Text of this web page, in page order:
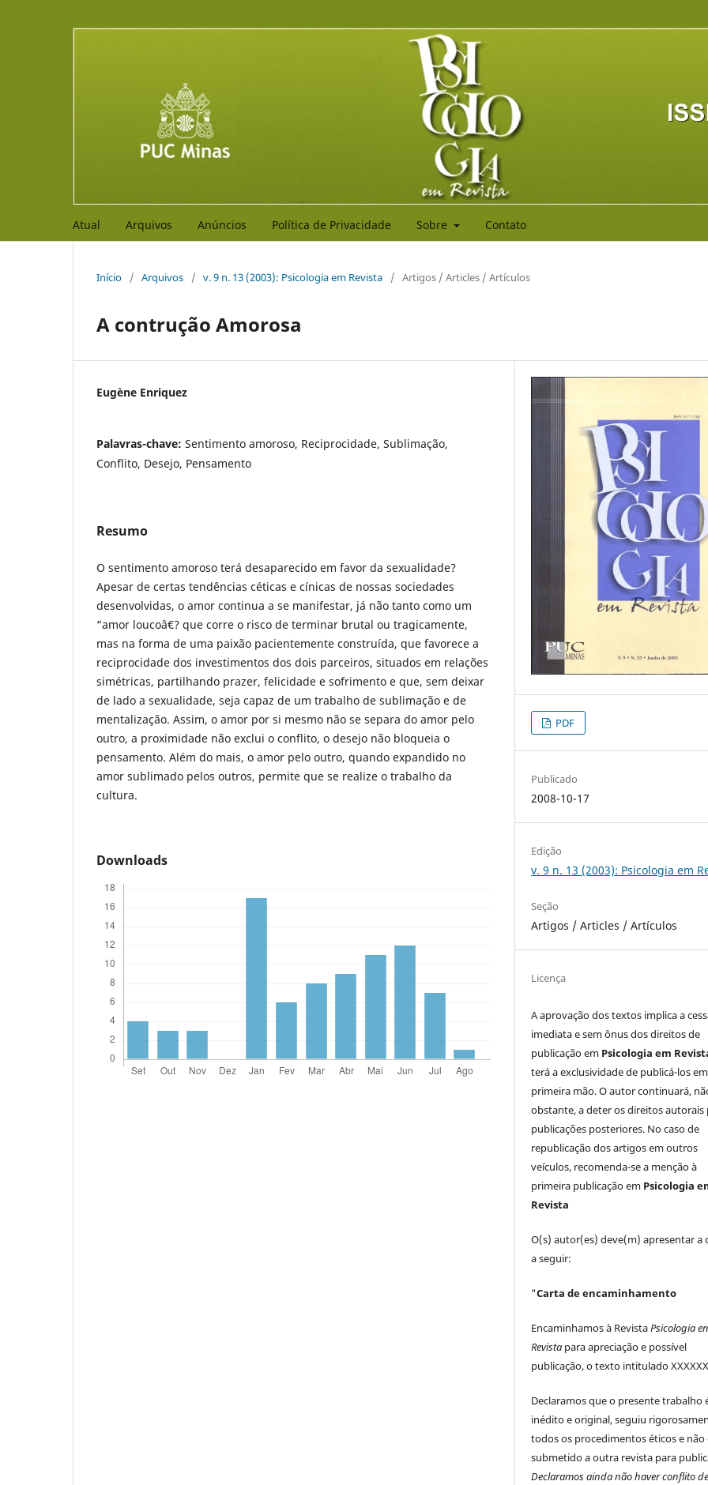
Atual Arquivos Anúncios Política de Privacidade Sobre Contato
Início / Arquivos / v. 9 n. 13 (2003): Psicologia em Revista / Artigos / Articles / Artículos
A contrução Amorosa
Eugène Enriquez
Palavras-chave: Sentimento amoroso, Reciprocidade, Sublimação,
Conflito, Desejo, Pensamento
Resumo
O sentimento amoroso terá desaparecido em favor da sexualidade?
Apesar de certas tendências céticas e cínicas de nossas sociedades
desenvolvidas, o amor continua a se manifestar, já não tanto como um
“amor loucoâ€? que corre o risco de terminar brutal ou tragicamente,
mas na forma de uma paixão pacientemente construída, que favorece a
reciprocidade dos investimentos dos dois parceiros, situados em relações
simétricas, partilhando prazer, felicidade e sofrimento e que, sem deixar
de lado a sexualidade, seja capaz de um trabalho de sublimação e de
mentalização. Assim, o amor por si mesmo não se separa do amor pelo
outro, a proximidade não exclui o conflito, o desejo não bloqueia o
pensamento. Além do mais, o amor pelo outro, quando expandido no
amor sublimado pelos outros, permite que se realize o trabalho da
cultura.
Downloads
PDF
Publicado
2008-10-17
Edição
v. 9 n. 13 (2003): Psicologia em
Seção
Artigos / Articles / Artículos
Licença
A aprovação dos textos implica a
imediata e sem ônus dos direitos de
publicação em Psicologia em
terá a exclusividade de publicá-los em
primeira mão. O autor continuará,
obstante, a deter os direitos autorais
publicações posteriores. No caso de
republicação dos artigos em outros
veículos, recomenda-se a menção à
primeira publicação em Psicologia
Revista
O(s) autor(es) deve(m) apresentar a
a seguir:
"Carta de encaminhamento
Encaminhamos à RevistaPsicologia
Revista para apreciação e possível
publicação, o texto intitulado
Declaramos que o presente trabalho
inédito e original, seguiu
todos os procedimentos éticos e não
submetido a outra revista para
Declaramos ainda não haver conflito de